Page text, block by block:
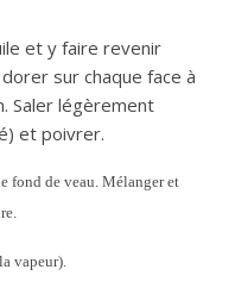
et y faire revenir
sur chaque face à
Saler légèrement
et poivrer.
fond de veau. Mélanger et
vapeur).